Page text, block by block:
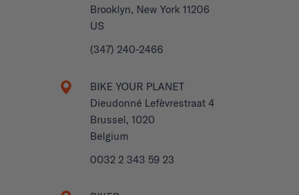
Brooklyn, New York 11206
US
(347) 240-2466
BIKE YOUR PLANET
Dieudonné Lefèvrestraat 4
Brussel, 1020
Belgium
0032 2 343 59 23